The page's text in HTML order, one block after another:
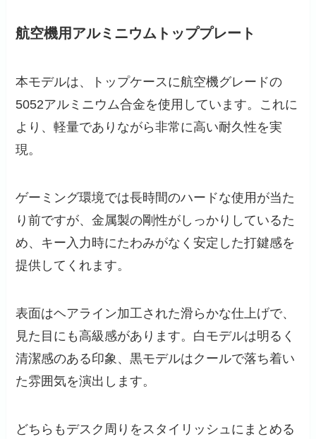
航空機用アルミニウムトッププレート
本モデルは、トップケースに航空機グレードの
5052アルミニウム合金を使用しています。これに
より、軽量でありながら非常に高い耐久性を実
現。
ゲーミング環境では長時間のハードな使用が当た
り前ですが、金属製の剛性がしっかりしているた
め、キー入力時にたわみがなく安定した打鍵感を
提供してくれます。
表面はヘアライン加工された滑らかな仕上げで、
見た目にも高級感があります。白モデルは明るく
清潔感のある印象、黒モデルはクールで落ち着い
た雰囲気を演出します。
どちらもデスク周りをスタイリッシュにまとめる